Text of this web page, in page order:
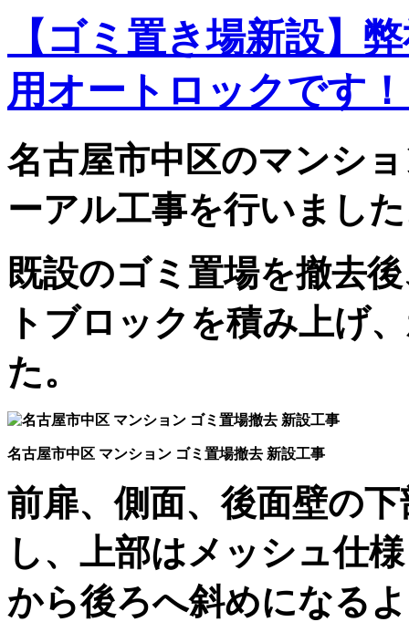
【ゴミ置き場新設】
用オートロックで
名古屋市中区のマンシ
ーアル工事を行いまし
既設のゴミ置場を撤去
トブロックを積み上げ
た。
名古屋市中区 マンション ゴミ置場撤去 新設工事
前扉、側面、後面壁の
し、上部はメッシュ仕
から後ろへ斜めになる